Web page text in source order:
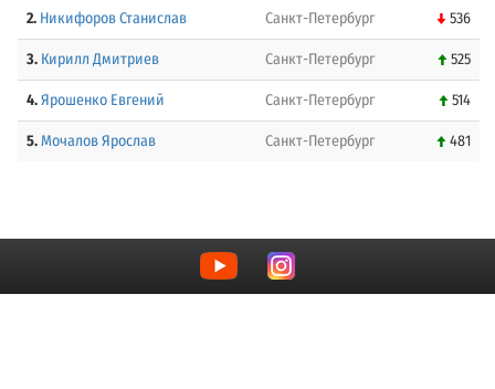
2. Никифоров Станислав Санкт-Петербург 536
3. Кирилл Дмитриев Санкт-Петербург 525
4.Ярошенко Евгений Санкт-Петербург 514
5.Мочалов Ярослав Санкт-Петербург 481